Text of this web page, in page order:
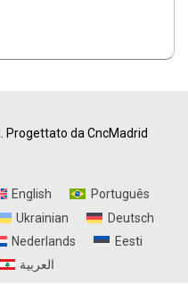
Progettato da CncMadrid
English
Português
Ukrainian
Deutsch
Nederlands
Eesti
العربية